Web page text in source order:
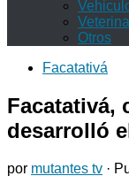
Otros
Facatativá
Facatativá,
desarrolló
por mutantes tv ·